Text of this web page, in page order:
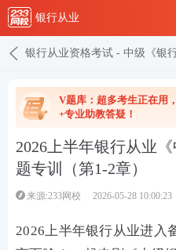
银行从业
银行从业资格考试 - 中级《银
V题库：超多考生正在用
+专业助教答疑！
2026上半年银行从业
题专训（第1-2章）
来源:233网校 2026-05-28 10:00:23
2026上半年银行从业进入